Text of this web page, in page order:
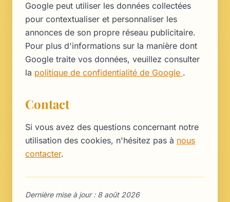
Google peut utiliser les données collectées
pour contextualiser et personnaliser les
annonces de son propre réseau publicitaire.
Pour plus d'informations sur la manière dont
Google traite vos données, veuillez consulter
la politique de confidentialité de Google .
Contact
Si vous avez des questions concernant notre
utilisation des cookies, n'hésitez pas à nous
contacter.
Dernière mise à jour : 8 août 2026